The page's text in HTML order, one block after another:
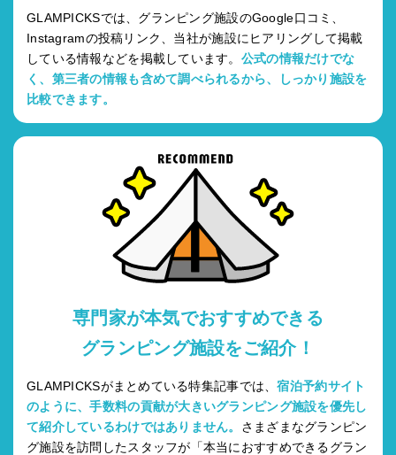
GLAMPICKSでは、グランピング施設のGoogle口コミ、
Instagramの投稿リンク、当社が施設にヒアリングして掲載
している情報などを掲載しています。 公式の情報だけでな
く、第三者の情報も含めて調べられるから、しっかり施設を
比較できます。
専門家が本気でおすすめできる
グランピング施設をご紹介！
GLAMPICKSがまとめている特集記事では、宿泊予約サイト
のように、手数料の貢献が大きいグランピング施設を優先し
て紹介しているわけではありません。 さまざまなグランピン
グ施設を訪問したスタッフが「本当におすすめできるグラン